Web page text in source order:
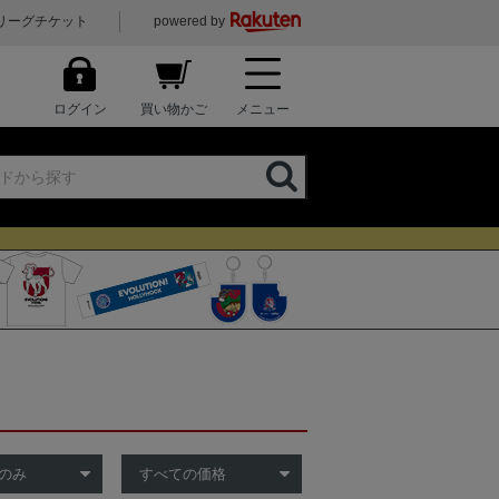
ーグチケット powered by
ログイン 買い物かご メニュー